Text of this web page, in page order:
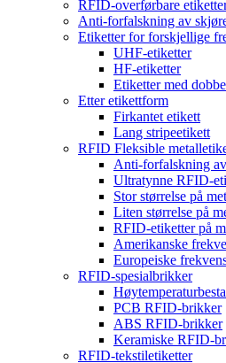
RFID-overførbare
Anti-forfalskning av
Etiketter for forskjellige
UHF-etiketter
HF-etiketter
Etiketter med
Etter etikettform
Firkantet etikett
Lang stripeetikett
RFID Fleksible
Anti-forfalskning
Ultratynne RFID-
Stor størrelse på
Liten størrelse på
RFID-etiketter på
Amerikanske
Europeiske
RFID-spesialbrikker
PCB RFID-brikker
ABS RFID-brikker
Keramiske RFID-
RFID-tekstiletiketter